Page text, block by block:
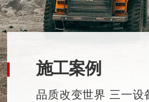
施工案例
品质改变世界 三一设